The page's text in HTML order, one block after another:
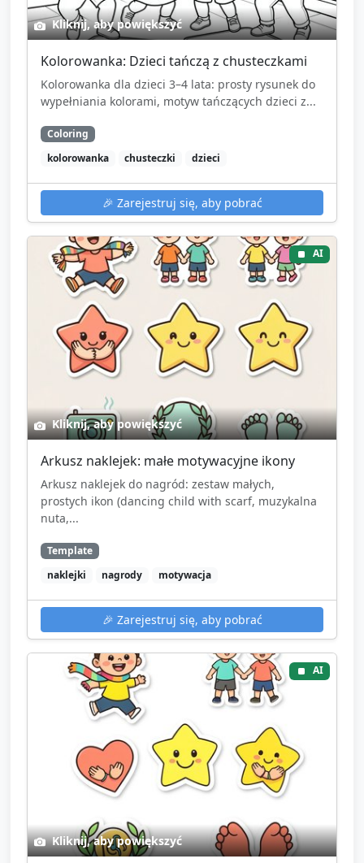
Kliknij, aby powiększyć
Kolorowanka: Dzieci tańczą z chusteczkami
Kolorowanka dla dzieci 3–4 lata: prosty rysunek do
wypełniania kolorami, motyw tańczących dzieci z...
Coloring
kolorowanka
chusteczki dzieci
🎉 Zarejestruj się, aby pobrać
AI
Kliknij, aby powiększyć
Arkusz naklejek: małe motywacyjne ikony
Arkusz naklejek do nagród: zestaw małych,
prostych ikon (dancing child with scarf, muzykalna
nuta,...
Template
naklejki
nagrody motywacja
🎉 Zarejestruj się, aby pobrać
AI
Kliknij, aby powiększyć